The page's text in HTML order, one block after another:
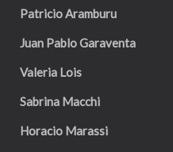
Patricio Aramburu
Juan Pablo Garaventa
Valeria Lois
Sabrina Macchi
Horacio Marassi